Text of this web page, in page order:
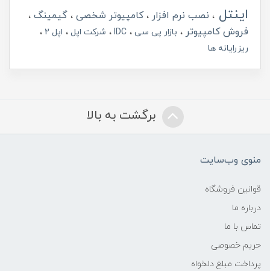
اینتل نصب نرم افزار کامپیوتر شخصی
گیمینگ
فروش کامپیوتر
بازار پی سی IDC شرکت اپل
اپل 2
ریزرایانه ها
برگشت به بالا
منوی وب‌سایت
قوانین فروشگاه
درباره ما
تماس با ما
حریم خصوصی
پرداخت مبلغ دلخواه